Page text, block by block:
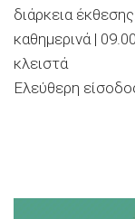
διάρκεια
καθημερινά |
κλειστά
Ελεύθερη